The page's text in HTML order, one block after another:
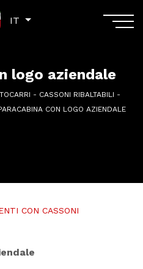
IT
logo aziendale
- CASSONI RIBALTABILI -
CON LOGO AZIENDALE
CON CASSONI